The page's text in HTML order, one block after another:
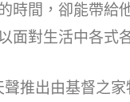
時間，卻能帶給
面對生活中各式
推出由基督之家